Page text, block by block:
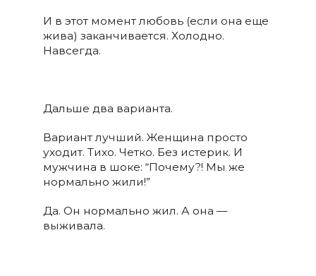
И в этот момент любовь (если она еще
жива) заканчивается. Холодно.
Навсегда.
Дальше два варианта.
Вариант лучший. Женщина просто
уходит. Тихо. Четко. Без истерик. И
мужчина в шоке: “Почему?! Мы же
нормально жили!”
Да. Он нормально жил. А она —
выживала.